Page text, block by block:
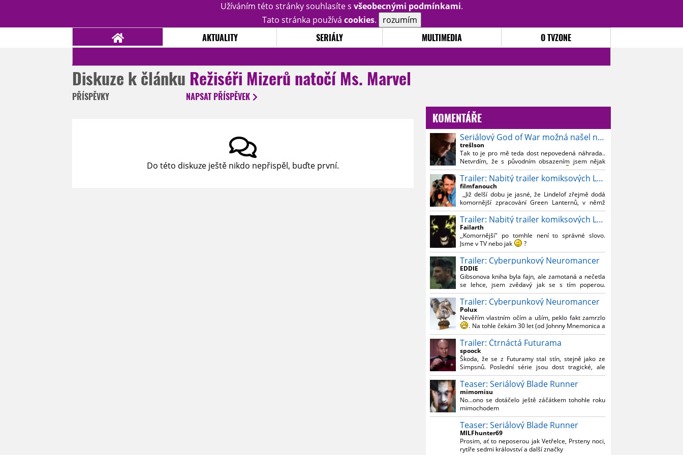
Užíváním této stránky souhlasíte s všeobecnými podmínkami.
Tato stránka používá cookies. rozumím
AKTUALITY SERIÁLY MULTIMEDIA O TVZONE
Diskuze k článku Režiséři Mizerů natočí Ms. Marvel
PŘÍSPĚVKY NAPSAT PŘÍSPĚVEK
Do této diskuze ještě nikdo nepřispěl, buďte první.
KOMENTÁŘE
Seriálový God of War možná našel nového Kratose
trešlson
Tak to je pro mě teda dost nepovedená náhrada..
Netvrdím, že s původním obsazením jsem nějak
souznil, ale Bautistu fakt nemusim..
Trailer: Nabitý trailer komiksových Lanterns
filmfanouch
,,Již delší dobu je jasné, že Lindelof zřejmě dodá
komornější zpracování Green Lanternů, v němž
nebude moc prostoru na vesmírné blbnutí, o to více
se ovšem bude moci nová adaptace odprostit třeba
od filmového Green Lanterna s Ryanem
Reynoldsem.´´ Co je na tom nesrozumitelného?
Trailer: Nabitý trailer komiksových Lanterns
Failarth
,,Komornější" po tomhle není to správné slovo.
Jsme v TV nebo jak
?
Nebál bych se říct, že to vypadá skvěle jak po
stránce kvantity materiálu, tak i formou.
Výběr Ulricha Tomsena pro mě velké překvapení a
velmi zajímavá volba bravo.
Chandler je lepší a lepší s každou novou scénou.
Komiksy to mají ted´těžké, paradoxně tomu škodí
to všechno kolem (DC nebo MCU to je buřt) , ale
nezasloužilo by si to zářez jen kvůli tomu. Držím
tomu palce.
Trailer: Cyberpunkový Neuromancer
EDDIE
Gibsonova kniha byla fajn, ale zamotaná a nečetla
se lehce, jsem zvědavý jak se s tím poperou.
Grafický román jsem nevěděl, že existuje.
Trailer: Cyberpunkový Neuromancer
Polux
Nevěřím vlastním očím a uším, peklo fakt zamrzlo
. Na tohle čekám 30 let (od Johnny Mnemonica a
tehdejšího zjištění z časopisů, kdo je to Gibson a co
je jeho debutová kniha zač), přičemž 25 let (od
Matrixu, který pojem cyberpunk dostal do
povědomí i obyčejného diváka a nikoliv fanouška
žánru) marně doufám, že si po řadě "duchovních
nástupců", kteří přišli poté (Ghost In The Shell, Alita:
Battle Angel, Altered Carbon, Blade Runner 2049,
Cyberpunk 2077, atd.), někdo konečně vzpomene i
na bibli cyberpunku, se kterou to všechno začalo.
Teď už nezbývá nic jiného než se tiše modlit a
doufat, že to bude stát za to
. Plus kudos za
sázku na seriál a nikoliv film, snad tvůrci tu výsadu
násobně větší stopáže náležitě využijí.
Trailer: Čtrnáctá Futurama
spoock
Škoda, že se z Futuramy stal stín, stejně jako ze
Simpsnů. Poslední série jsou dost tragické, ale
třeba se objeví nějaký zajímavý scénárista.
Nedávno začala vycházet nová řada Ricka a
Mortyho a já z úžasem zjistil, že se na to dá opět
koukat.
Teaser: Seriálový Blade Runner
mimomisu
No...ono se dotáčelo ještě záčátkem tohohle roku
mimochodem
Teaser: Seriálový Blade Runner
MILFhunter69
Prosim, ať to neposerou jak Vetřelce, Prsteny noci,
rytíře sedmi království a další značky